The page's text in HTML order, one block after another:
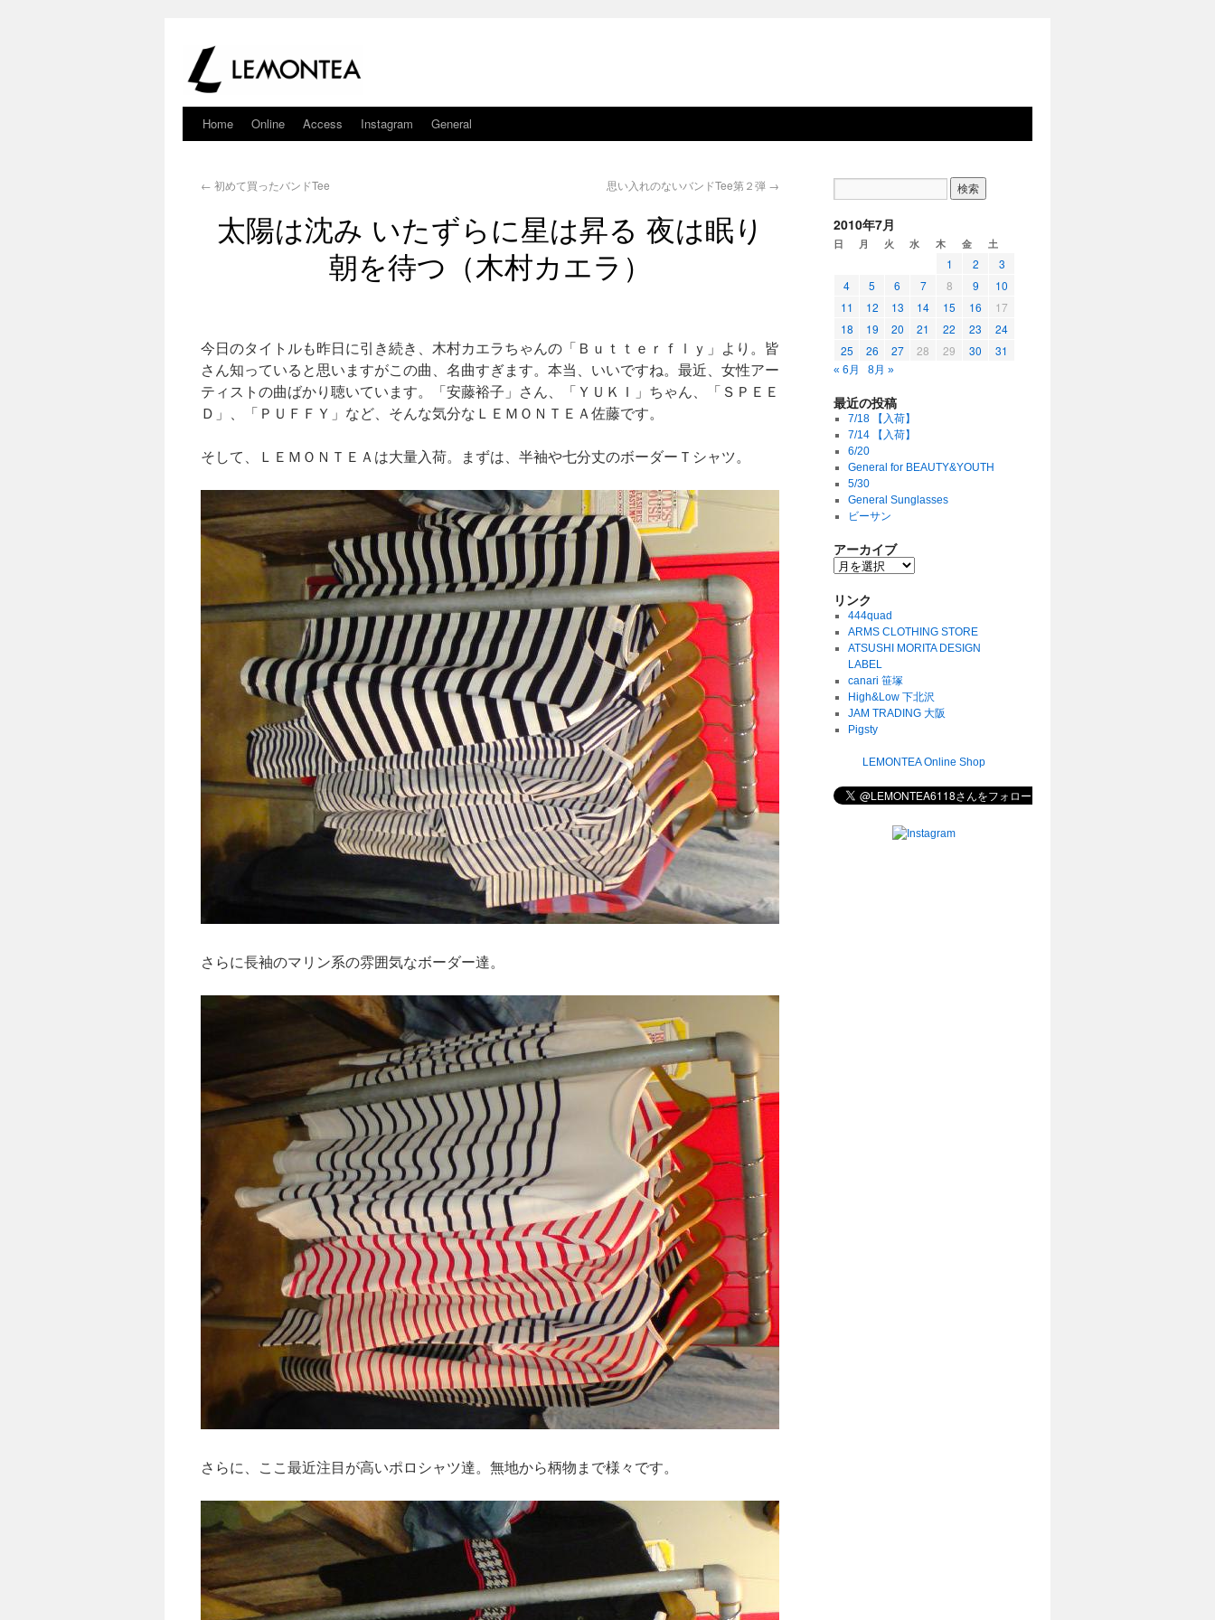
Home Online Access Instagram General
← 初めて買ったバンドTee 思い入れのないバンドTee第２弾 →
太陽は沈み いたずらに星は昇る 夜は眠り
朝を待つ（木村カエラ）
今日のタイトルも昨日に引き続き、木村カエラちゃんの「Ｂｕｔｔｅｒｆｌｙ」より。皆
さん知っていると思いますがこの曲、名曲すぎます。本当、いいですね。最近、女性アー
ティストの曲ばかり聴いています。「安藤裕子」さん、「ＹＵＫＩ」ちゃん、「ＳＰＥＥ
Ｄ」、「ＰＵＦＦＹ」など、そんな気分なＬＥＭＯＮＴＥＡ佐藤です。
そして、ＬＥＭＯＮＴＥＡは大量入荷。まずは、半袖や七分丈のボーダーＴシャツ。
さらに長袖のマリン系の雰囲気なボーダー達。
さらに、ここ最近注目が高いポロシャツ達。無地から柄物まで様々です。
2010年7月
日 月 火 水 木 金 土
1 2
3
4
5 6 7 8 9
10
11
12 13 14 15 16
17
18
19 20 21 22 23
24
25
26 27 28 29 30 31
« 6月 8月 »
最近の投稿
7/18 【入荷】
7/14 【入荷】
6/20
General for BEAUTY&YOUTH
5/30
General Sunglasses
ビーサン
アーカイブ
リンク
444quad
ARMS CLOTHING STORE
ATSUSHI MORITA DESIGN
LABEL
canari 笹塚
High&Low 下北沢
JAM TRADING 大阪
Pigsty
LEMONTEA Online Shop